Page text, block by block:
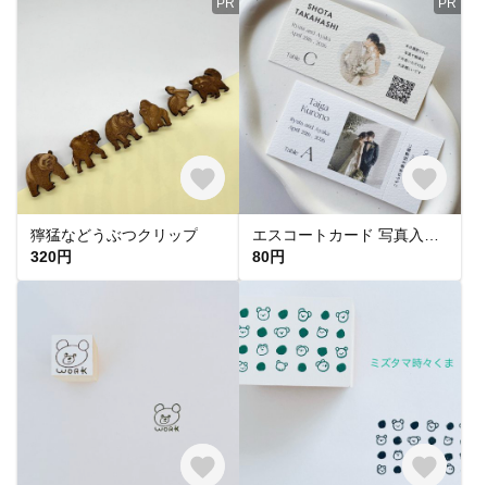
獰猛などうぶつクリップ
320円
80円